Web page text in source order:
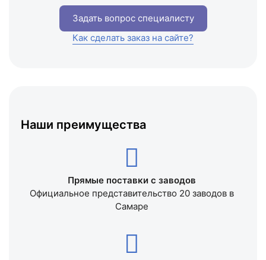
Наши преимущества
Прямые поставки с заводов
Официальное представительство 20 заводов в
Самаре
Задать вопрос специалисту
Как сделать заказ на сайте?